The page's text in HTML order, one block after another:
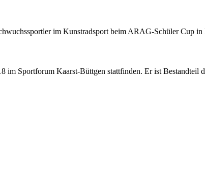
im Kunstradsport beim ARAG-Schüler Cup
Sportforum Kaarst-Büttgen stattfinden. Er ist Bestandteil